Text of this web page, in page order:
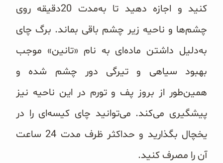
کنید و اجازه دهید تا به‌مدت 20دقیقه روی
چشم‌ها و ناحیه زیر چشم باقی بماند. برگ چای
به‌دلیل داشتن ماده‌ای به نام «تانین» موجب
بهبود سیاهی و تیرگی دور چشم شده و
همین‌طور از بروز پف و تورم در این ناحیه نیز
پیشگیری می‌کند. می‌توانید چای کیسه‌ای را در
یخچال بگذارید و حداکثر ظرف مدت 24 ساعت
آن را مصرف کنید.